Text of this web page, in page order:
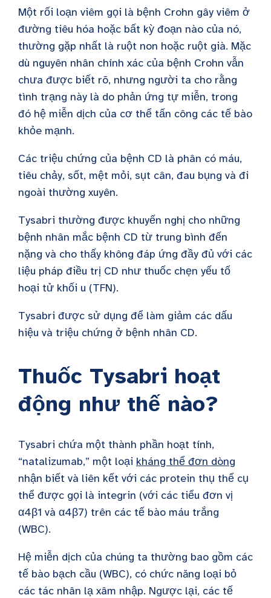
Một rối loạn viêm gọi là bệnh Crohn gây viêm ở
đường tiêu hóa hoặc bất kỳ đoạn nào của nó,
thường gặp nhất là ruột non hoặc ruột già. Mặc
dù nguyên nhân chính xác của bệnh Crohn vẫn
chưa được biết rõ, nhưng người ta cho rằng
tình trạng này là do phản ứng tự miễn, trong
đó hệ miễn dịch của cơ thể tấn công các tế bào
khỏe mạnh.
Các triệu chứng của bệnh CD là phân có máu,
tiêu chảy, sốt, mệt mỏi, sụt cân, đau bụng và đi
ngoài thường xuyên.
Tysabri thường được khuyến nghị cho những
bệnh nhân mắc bệnh CD từ trung bình đến
nặng và cho thấy không đáp ứng đầy đủ với các
liệu pháp điều trị CD như thuốc chẹn yếu tố
hoại tử khối u (TFN).
Tysabri được sử dụng để làm giảm các dấu
hiệu và triệu chứng ở bệnh nhân CD.
Thuốc Tysabri hoạt
động như thế nào?
Tysabri chứa một thành phần hoạt tính,
“natalizumab,” một loại kháng thể đơn dòng
nhận biết và liên kết với các protein thụ thể cụ
thể được gọi là integrin (với các tiểu đơn vị
α4β1 và α4β7) trên các tế bào máu trắng
(WBC).
Hệ miễn dịch của chúng ta thường bao gồm các
tế bào bạch cầu (WBC), có chức năng loại bỏ
các tác nhân lạ xâm nhập. Ngược lại, các tế